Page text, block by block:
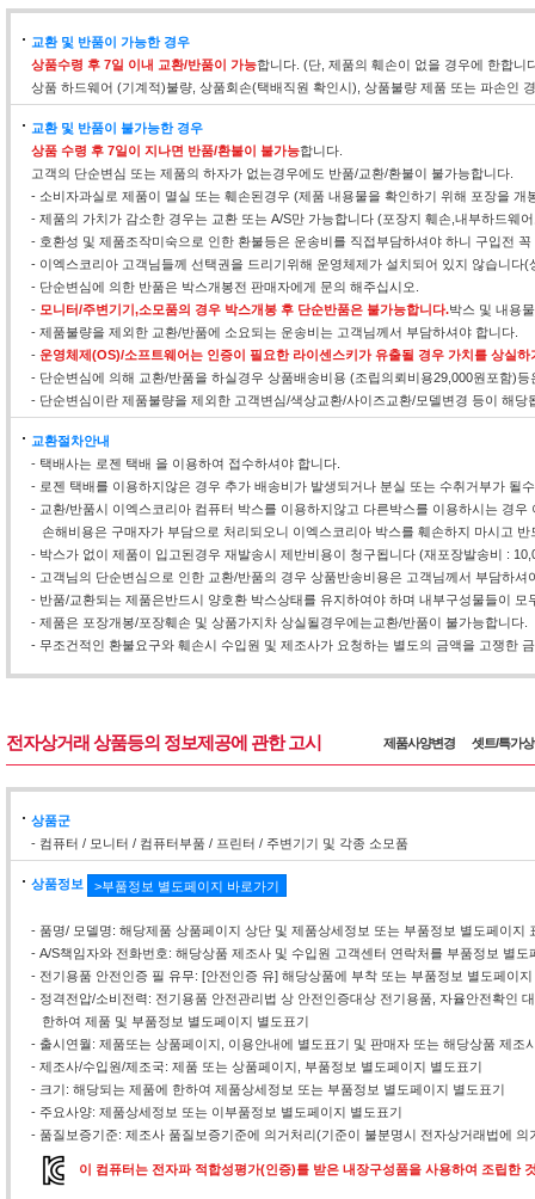
교환 및 반품이 가능한 경우
상품수령 후 7일 이내 교환/반품이 가능합니다. (단, 제품의 훼손이 없을 경우에 한합니
상품 하드웨어 (기계적)불량, 상품회손(택배직원 확인시), 상품불량 제품 또는 파손인
교환 및 반품이 불가능한 경우
상품 수령 후 7일이 지나면 반품/환불이 불가능합니다.
고객의 단순변심 또는 제품의 하자가 없는경우에도 반품/교환/환불이 불가능합니다.
- 소비자과실로 제품이 멸실 또는 훼손된경우 (제품 내용물을 확인하기 위해 포장을 개
- 제품의 가치가 감소한 경우는 교환 또는 A/S만 가능합니다 (포장지 훼손,내부하드웨
- 호환성 및 제품조작미숙으로 인한 환불등은 운송비를 직접부담하셔야 하니 구입전
- 이엑스코리아 고객님들께 선택권을 드리기위해 운영체제가 설치되어 있지 않습니다
- 단순변심에 의한 반품은 박스개봉전 판매자에게 문의 해주십시오.
- 모니터/주변기기,소모품의 경우 박스개봉 후 단순반품은 불가능합니다.박스 및 내용
- 제품불량을 제외한 교환/반품에 소요되는 운송비는 고객님께서 부담하셔야 합니다.
- 운영체제(OS)/소프트웨어는 인증이 필요한 라이센스키가 유출될 경우 가치를 상실
- 단순변심에 의해 교환/반품을 하실경우 상품배송비용 (조립의뢰비용29,000원포함)
- 단순변심이란 제품불량을 제외한 고객변심/색상교환/사이즈교환/모델변경 등이 해당
교환절차안내
- 택배사는 로젠 택배 을 이용하여 접수하셔야 합니다.
- 로젠 택배를 이용하지않은 경우 추가 배송비가 발생되거나 분실 또는 수취거부가 될
- 교환/반품시 이엑스코리아 컴퓨터 박스를 이용하지않고 다른박스를 이용하시는 경
손해비용은 구매자가 부담으로 처리되오니 이엑스코리아 박스를 훼손하지 마시고
- 박스가 없이 제품이 입고된경우 재발송시 제반비용이 청구됩니다 (재포장발송비 :
- 고객님의 단순변심으로 인한 교환/반품의 경우 상품반송비용은 고객님께서 부담하
- 반품/교환되는 제품은반드시 양호환 박스상태를 유지하여야 하며 내부구성물들이 모
- 제품은 포장개봉/포장훼손 및 상품가지차 상실될경우에는교환/반품이 불가능합니다.
- 무조건적인 환불요구와 훼손시 수입원 및 제조사가 요청하는 별도의 금액을 고쟁한
전자상거래 상품등의 정보제공에 관한 고시 제품사양변경 셋트/특가
상품군
- 컴퓨터 / 모니터 / 컴퓨터부품 / 프린터 / 주변기기 및 각종 소모품
상품정보 >부품정보 별도페이지 바로가기
- 품명/ 모델명: 해당제품 상품페이지 상단 및 제품상세정보 또는 부품정보 별도페이지
- A/S책임자와 전화번호: 해당상품 제조사 및 수입원 고객센터 연락처를 부품정보 별도
- 전기용품 안전인증 필 유무: [안전인증 유] 해당상품에 부착 또는 부품정보 별도페이지
- 정격전압/소비전력: 전기용품 안전관리법 상 안전인증대상 전기용품, 자율안전확인
한하여 제품 및 부품정보 별도페이지 별도표기
- 출시연월: 제품또는 상품페이지, 이용안내에 별도표기 및 판매자 또는 해당상품 제조
- 제조사/수입원/제조국: 제품 또는 상품페이지, 부품정보 별도페이지 별도표기
- 크기: 해당되는 제품에 한하여 제품상세정보 또는 부품정보 별도페이지 별도표기
- 주요사양: 제품상세정보 또는 이부품정보 별도페이지 별도표기
- 품질보증기준: 제조사 품질보증기준에 의거처리(기준이 불분명시 전자상거래법에 의
이 컴퓨터는 전자파 적합성평가(인증)를 받은 내장구성품을 사용하여 조립한